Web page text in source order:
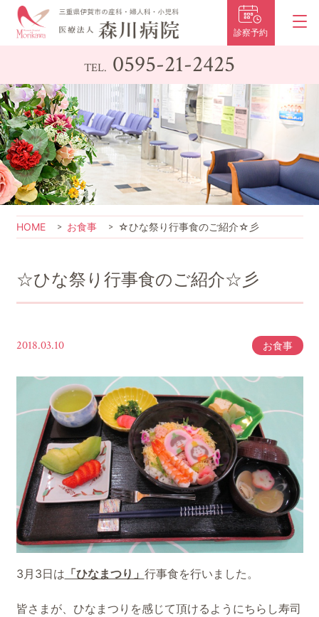
診察予約
TEL. 0595-21-2425
HOME お食事 ☆ひな祭り行事食のご紹介☆彡
☆ひな祭り行事食のご紹介☆彡
2018.03.10 お食事
3月3日は 「ひなまつり」 行事食を行いました。
皆さまが、ひなまつりを感じて頂けるようにちらし寿司